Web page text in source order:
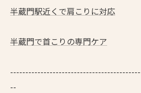
半蔵門駅近くで肩こりに対応
半蔵門で首こりの専門ケア
--